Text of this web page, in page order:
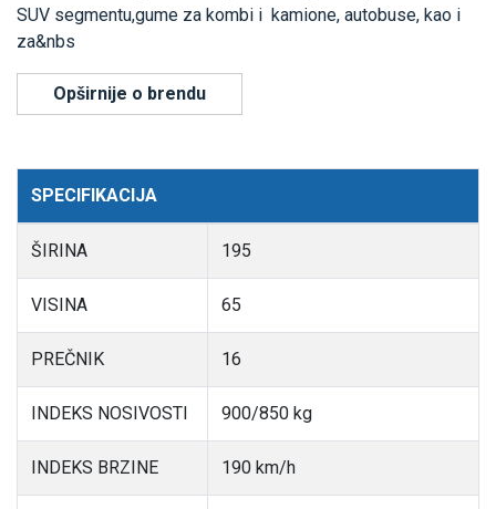
SUV segmentu,gume za kombi i kamione, autobuse, kao i
za&nbs
Opširnije o brendu
SPECIFIKACIJA
ŠIRINA 195
VISINA 65
PREČNIK 16
INDEKS NOSIVOSTI 900/850 kg
INDEKS BRZINE 190 km/h